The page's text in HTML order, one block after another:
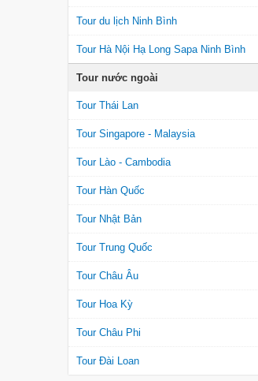
Tour du lịch Ninh Bình
Tour Hà Nội Hạ Long Sapa Ninh Bình
Tour nước ngoài
Tour Thái Lan
Tour Singapore - Malaysia
Tour Lào - Cambodia
Tour Hàn Quốc
Tour Nhật Bản
Tour Trung Quốc
Tour Châu Âu
Tour Hoa Kỳ
Tour Châu Phi
Tour Đài Loan